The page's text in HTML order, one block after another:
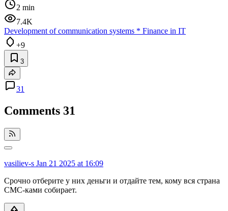
2 min
7.4K
Development of communication systems * Finance in IT
+9
3
31
Comments 31
vasiliev-s Jan 21 2025 at 16:09
Срочно отберите у них деньги и отдайте тем, кому вся страна
СМС-ками собирает.